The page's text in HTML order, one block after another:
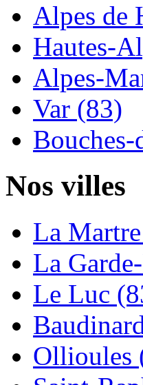
Alpes de
Hautes-
Alpes-
Var (83)
Nos villes
La
La
Le Luc
Ollioules